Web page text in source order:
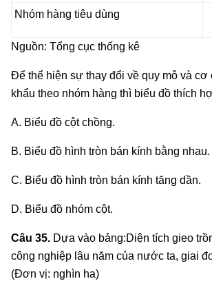
Nhóm hàng tiêu dùng
Nguồn: Tổng cục thống kê
Để thể hiện sự thay đổi về quy mô và cơ
khẩu theo nhóm hàng thì biểu đồ thích
A. Biểu đồ cột chồng.
B. Biểu đồ hình tròn bán kính bằng nhau.
C. Biểu đồ hình tròn bán kính tăng dần.
D. Biểu đồ nhóm cột.
Câu 35. Dựa vào bảng:Diện tích gieo
công nghiệp lâu năm của nước ta, giai
(Đơn vị: nghìn ha)